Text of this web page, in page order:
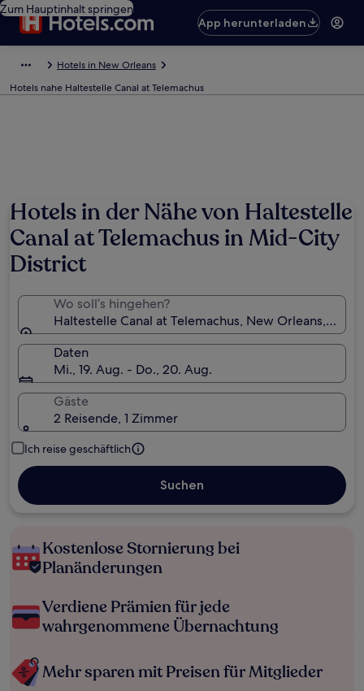
Zum Hauptinhalt springen
App herunterladen
Hotels in New Orleans
Hotels nahe Haltestelle Canal at Telemachus
Hotels in der Nähe von Haltestelle
Canal at Telemachus in Mid-City
District
Wo soll’s hingehen?
Haltestelle Canal at Telemachus, New Orleans,
Daten
Mi., 19. Aug. - Do., 20. Aug.
Gäste
2 Reisende, 1 Zimmer
Ich reise geschäftlich
Suchen
Kostenlose Stornierung bei
Planänderungen
Verdiene Prämien für jede
wahrgenommene Übernachtung
Mehr sparen mit Preisen für Mitglieder